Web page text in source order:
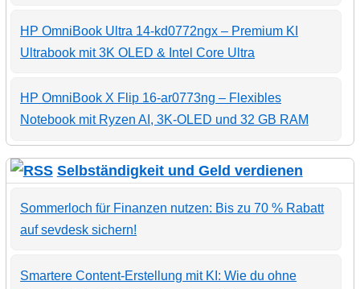
HP OmniBook Ultra 14-kd0772ngx – Premium KI
Ultrabook mit 3K OLED & Intel Core Ultra
HP OmniBook X Flip 16-ar0773ng – Flexibles
Notebook mit Ryzen AI, 3K-OLED und 32 GB RAM
Selbständigkeit und Geld verdienen
Sommerloch für Finanzen nutzen: Bis zu 70 % Rabatt
auf sevdesk sichern!
Smartere Content-Erstellung mit KI: Wie du ohne